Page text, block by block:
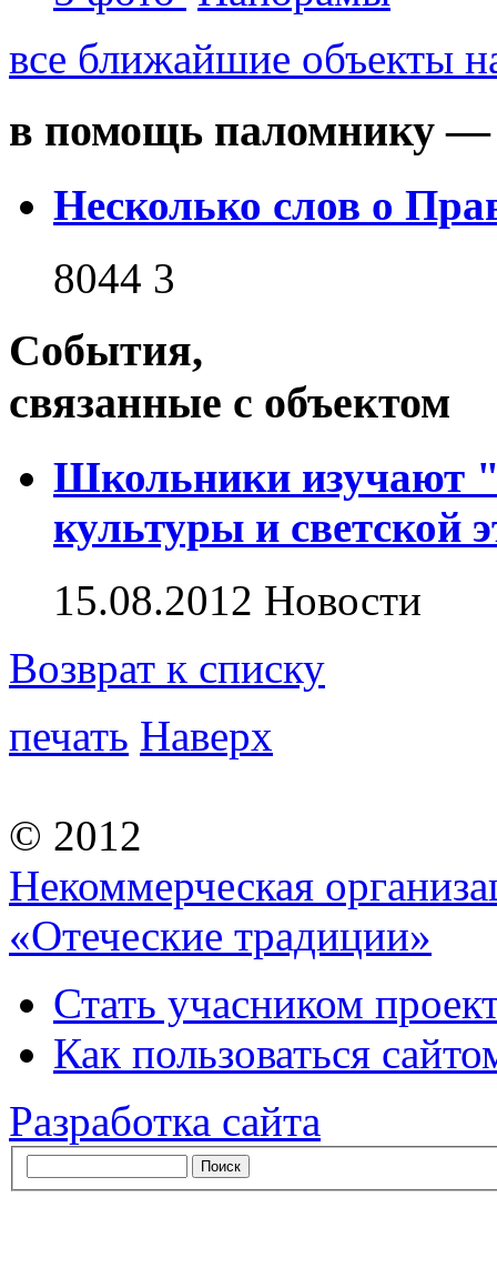
все ближайшие объекты
в помощь паломнику —
Несколько слов о
8044 3
События,
связанные с объектом
Школьники изучают
культуры и светской
15.08.2012 Новости
Возврат к списку
печать Наверх
© 2012
Некоммерческая
«Отеческие традиции»
Стать учасником
Как пользоваться
Разработка сайта